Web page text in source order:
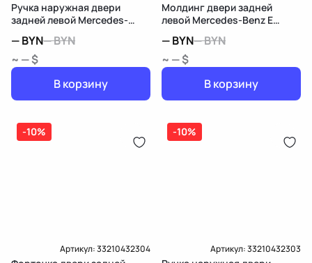
Ручка наружная двери
задней левой Mercedes-
—BYN—BYN
~ — $
В корзину
Молдинг двери задней
левой Mercedes-Benz E
—BYN—BYN
~ — $
В корзину
-10%
Артикул:33210432304
-10%
Артикул:33210432303